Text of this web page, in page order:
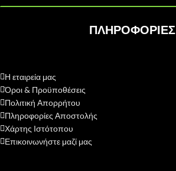
ΠΛΗΡΟΦΟΡΙΕΣ
Η εταιρεία μας
Όροι & Προϋποθέσεις
Πολιτική Απορρήτου
Πληροφορίες Αποστολής
Χάρτης Ιστότοπου
Επικοινωνήστε μαζί μας